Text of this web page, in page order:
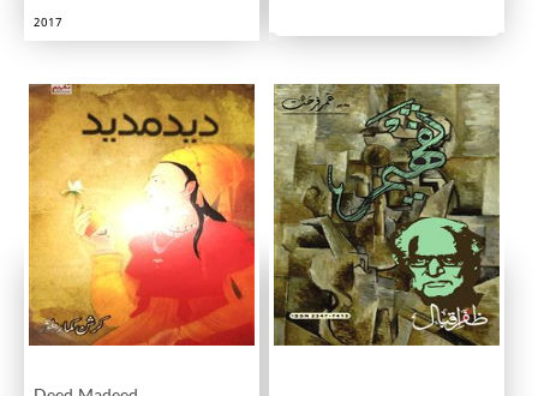
2017